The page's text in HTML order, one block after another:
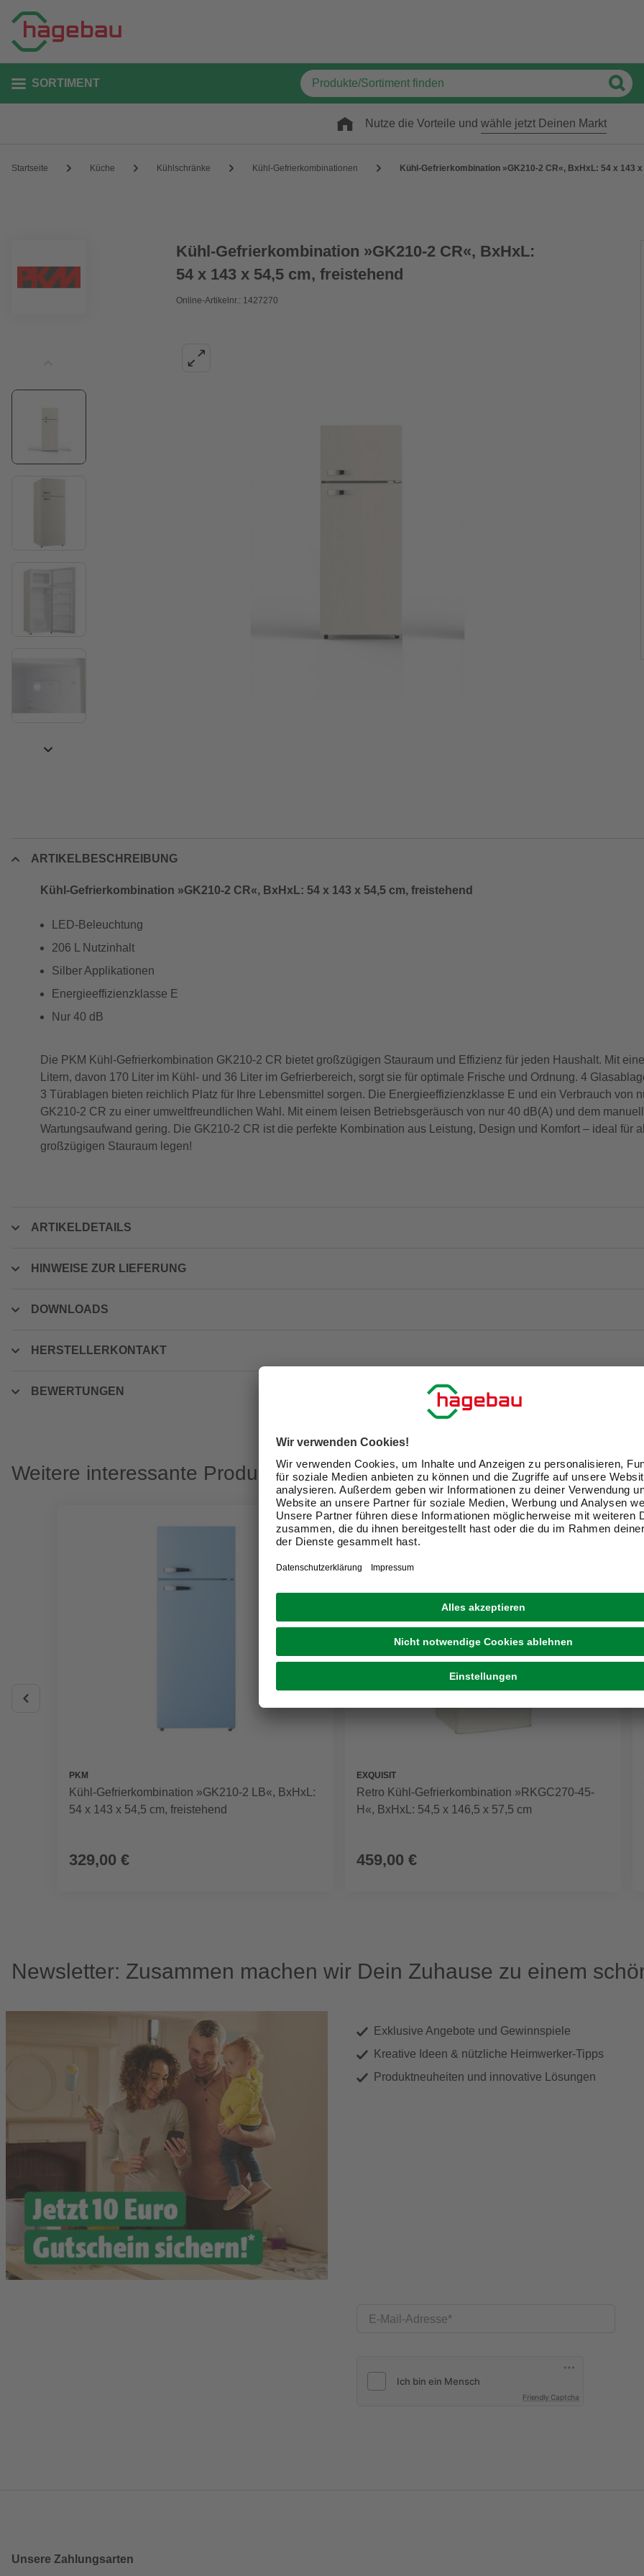
SORTIMENT
Nutze die Vorteile und wähle jetzt Deinen Markt
Startseite Küche Kühlschränke Kühl-Gefrierkombinationen Kühl-Gefrierkombination »GK210-2 CR«, BxHxL: 54 x 143
Kühl-Gefrierkombination »GK210-2 CR«, BxHxL:
54 x 143 x 54,5 cm, freistehend
Online-Artikelnr.: 1427270
ARTIKELBESCHREIBUNG
Kühl-Gefrierkombination »GK210-2 CR«, BxHxL: 54 x 143 x 54,5 cm, freistehend
LED-Beleuchtung
206 L Nutzinhalt
Silber Applikationen
Energieeffizienzklasse E
Nur 40 dB
Die PKM Kühl-Gefrierkombination GK210-2 CR bietet großzügigen Stauraum und Effizienz für jeden Haushalt. Mit
Litern, davon 170 Liter im Kühl- und 36 Liter im Gefrierbereich, sorgt sie für optimale Frische und Ordnung. 4
3 Türablagen bieten reichlich Platz für Ihre Lebensmittel sorgen. Die Energieeffizienzklasse E und ein Verbrauch von
GK210-2 CR zu einer umweltfreundlichen Wahl. Mit einem leisen Betriebsgeräusch von nur 40 dB(A) und dem
Wartungsaufwand gering. Die GK210-2 CR ist die perfekte Kombination aus Leistung, Design und Komfort – ideal für
großzügigen Stauraum legen!
ARTIKELDETAILS
HINWEISE ZUR LIEFERUNG
DOWNLOADS
HERSTELLERKONTAKT
BEWERTUNGEN
Weitere interessante Produkte
PKM
Kühl-Gefrierkombination »GK210-2 LB«, BxHxL:
54 x 143 x 54,5 cm, freistehend
329,00 €
EXQUISIT
Retro Kühl-Gefrierkombination »RKGC270-45-
H«, BxHxL: 54,5 x 146,5 x 57,5 cm
459,00 €
Newsletter: Zusammen machen wir Dein Zuhause zu einem
Exklusive Angebote und Gewinnspiele
Kreative Ideen & nützliche Heimwerker-Tipps
Produktneuheiten und innovative Lösungen
E-Mail-Adresse
Friendly Captcha
Unsere Zahlungsarten